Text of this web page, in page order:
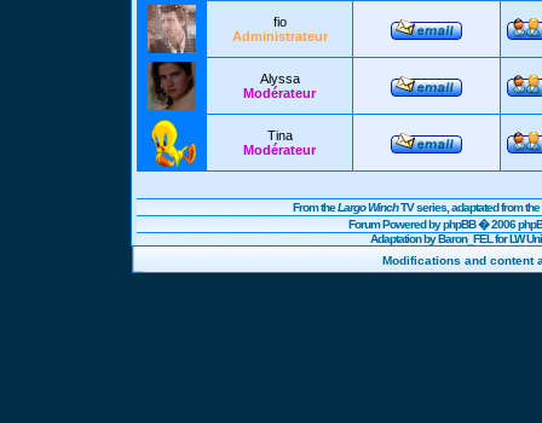
fio
Administrateur
Alyssa
Modérateur
Tina
Modérateur
From theLargo WinchTV series, adaptated from
Forum Powered byphpBB� 2006
Adaptation by Baron_FEL for LW
Modifications and content